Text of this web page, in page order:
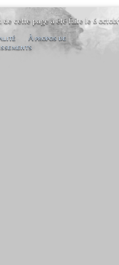
cette page a été faite le 6
À propos de